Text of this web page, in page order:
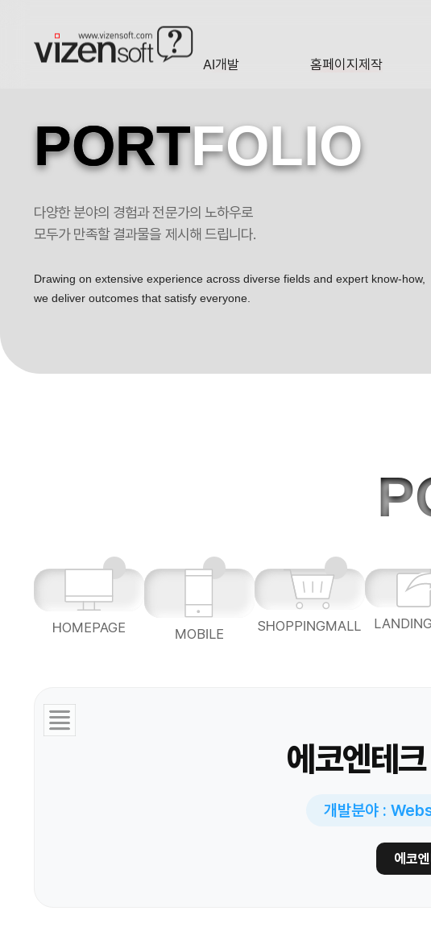
AI개발 홈페이지제작
에코엔테크 반응형 기업 홈페이지제작 포트폴리오
PORTFOLIO
다양한 분야의 경험과 전문가의 노하우로
모두가 만족할 결과물을 제시해 드립니다.
Drawing on extensive experience across diverse fields and expert know-how,
we deliver outcomes that satisfy everyone.
HOMEPAGE MOBILE SHOPPINGMALL
에코엔테
개발분야 :
에코